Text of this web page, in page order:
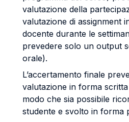
valutazione della
valutazione di assignment
docente durante le
prevedere solo un output
orale).
L’accertamento finale
valutazione in forma
modo che sia possibile
studente e svolto in forma